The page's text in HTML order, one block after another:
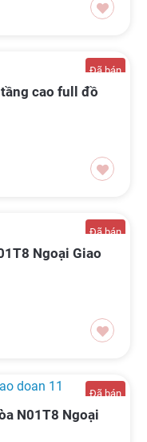
Đã bán
cao full đồ
Đã bán
Ngoại Giao
Đã bán
N01T8 Ngoại